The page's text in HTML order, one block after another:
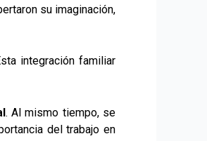
su imaginación,
integración familiar
. Al mismo tiempo, se
del trabajo en